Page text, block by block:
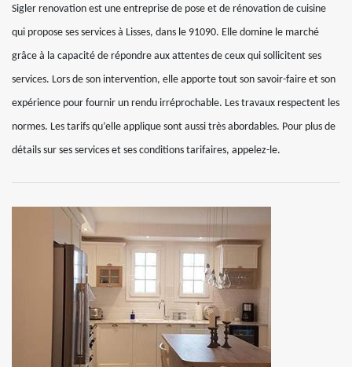
Sigler renovation est une entreprise de pose et de rénovation de cuisine
qui propose ses services à Lisses, dans le 91090. Elle domine le marché
grâce à la capacité de répondre aux attentes de ceux qui sollicitent ses
services. Lors de son intervention, elle apporte tout son savoir-faire et son
expérience pour fournir un rendu irréprochable. Les travaux respectent les
normes. Les tarifs qu’elle applique sont aussi très abordables. Pour plus de
détails sur ses services et ses conditions tarifaires, appelez-le.